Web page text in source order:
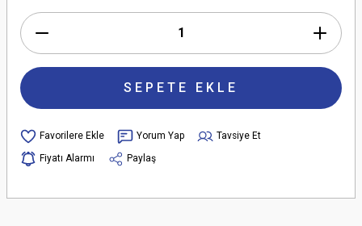
SEPETE EKLE
Yorum Yap
Tavsiye Et
Fiyatı Alarmı
Paylaş